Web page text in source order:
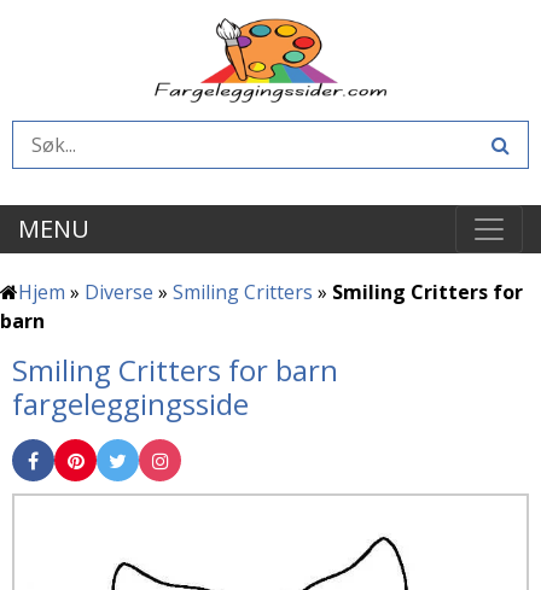
MENU
Hjem » Diverse » Smiling Critters » Smiling Critters for
barn
Smiling Critters for barn
fargeleggingsside